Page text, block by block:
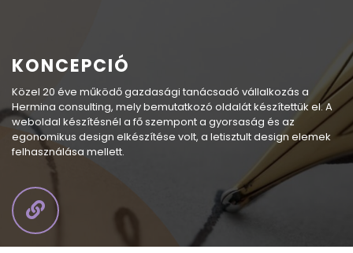
KONCEPCIÓ
Közel 20 éve működő gazdasági tanácsadó vállalkozás a
Hermina consulting, mely bemutatkozó oldalát készítettük el. A
weboldal készítésnél a fő szempont a gyorsaság és az
egonomikus design elkészítése volt, a letisztult design elemek
felhasználása mellett.